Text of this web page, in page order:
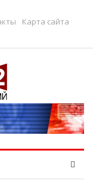
Карта сайта